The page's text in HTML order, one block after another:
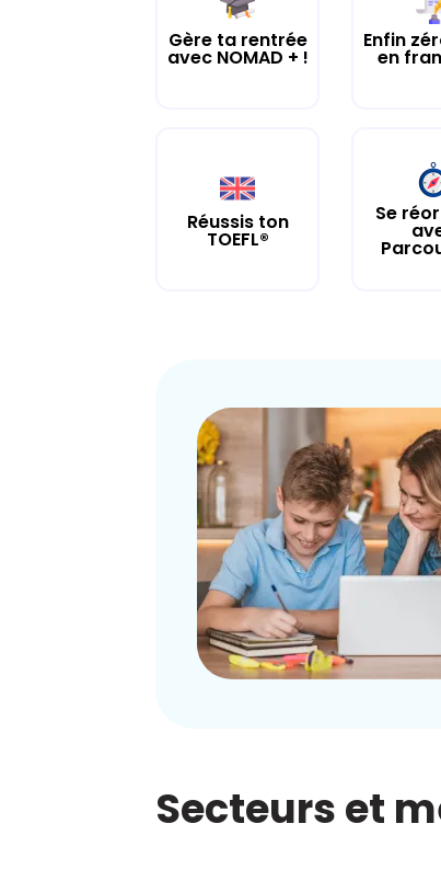
Gère ta rentrée
avec NOMAD + !
Enfin
en
Réussis ton
TOEFL®
Se
Secteurs et